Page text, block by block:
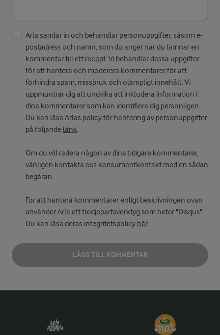
Arla samlar in och behandlar personuppgifter, såsom e-
postadress och namn, som du anger när du lämnar en
kommentar till ett recept. Vi behandlar dessa uppgifter
för att hantera och moderera kommentarer för att
förhindra spam, missbruk och olämpligt innehåll. Vi
uppmuntrar dig att undvika att inkludera information i
dina kommentarer som kan identifiera dig personligen.
Du kan läsa Arlas policy för hantering av personuppgifter
på följande länk.
Om du vill radera någon av dina tidigare kommentarer,
vänligen kontakta oss konsumentkontakt med en sådan
begäran.
För att hantera kommentarer enligt beskrivningen ovan
använder Arla ett tredjepartsverktyg som heter "Disqus".
Du kan läsa deras integritetspolicy här.
LÄGG TILL KOMMENTAR